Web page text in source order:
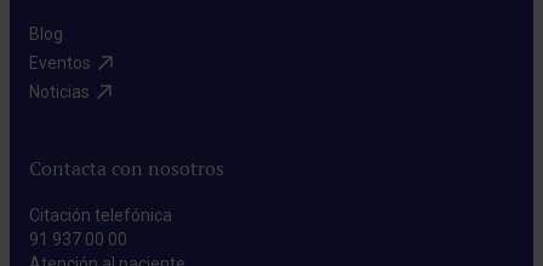
Blog​
Eventos​
Noticias​
Contacta con nosotros
Citación telefónica
91 937 00 00